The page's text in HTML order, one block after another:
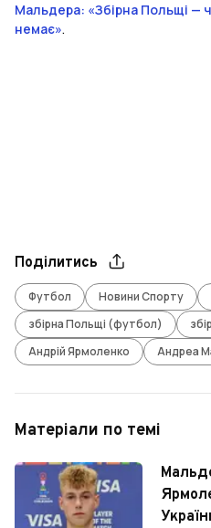
Мальдера: «Збірна Польщі —
немає».
Поділитись
Футбол Новини Спорту
збірна Польщі (футбол)
Андрій Ярмоленко
Андреа
Матеріали по темі